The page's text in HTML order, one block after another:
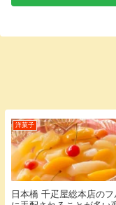
洋菓子
日本橋 千疋屋総本店の